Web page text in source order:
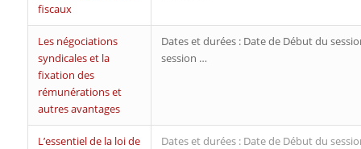
fiscaux
Les négociations
syndicales et la
fixation des
rémunérations et
autres avantages
Dates et durées : Date de Début du
session …
L’essentiel de la loi de
Dates et durées : Date de Début du